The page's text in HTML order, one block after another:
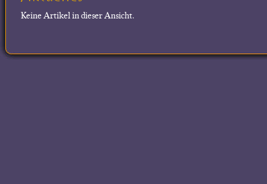
Keine Artikel in dieser Ansicht.